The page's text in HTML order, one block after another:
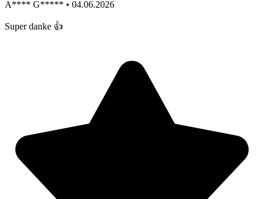
A**** G***** • 04.06.2026
Super danke 👍